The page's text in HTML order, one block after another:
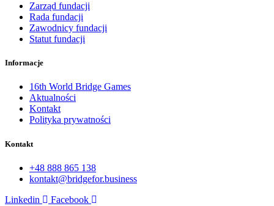
Zarząd fundacji
Rada fundacji
Zawodnicy fundacji
Statut fundacji
Informacje
16th World Bridge Games
Aktualności
Kontakt
Polityka prywatności
Kontakt
+48 888 865 138
kontakt@bridgefor.business
Linkedin
Facebook